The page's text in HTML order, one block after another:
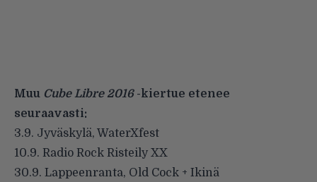
Muu Cube Libre 2016-kiertue etenee
seuraavasti:
3.9. Jyväskylä, WaterXfest
10.9. Radio Rock Risteily XX
30.9. Lappeenranta, Old Cock + Ikinä